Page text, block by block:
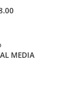
MEDIA